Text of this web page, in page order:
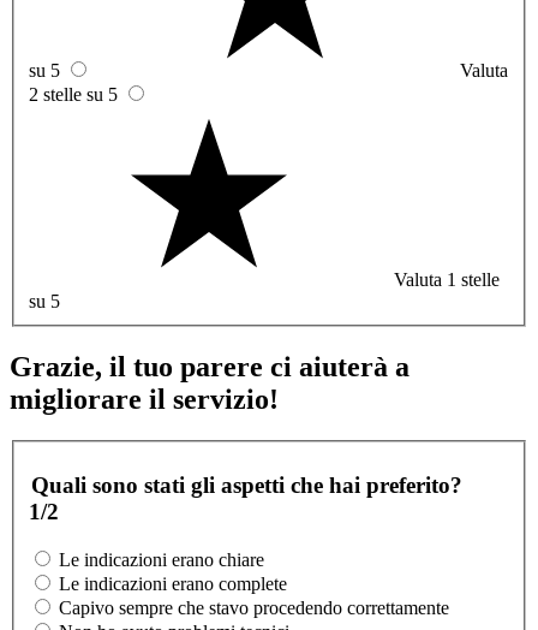
su 5
Valuta
2 stelle su 5
Valuta 1 stelle
su 5
Grazie, il tuo parere ci aiuterà a
migliorare il servizio!
Quali sono stati gli aspetti che hai preferito?
1/2
Le indicazioni erano chiare
Le indicazioni erano complete
Capivo sempre che stavo procedendo correttamente